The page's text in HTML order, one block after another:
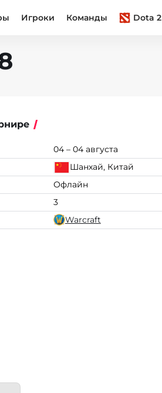
Игроки Команды Dota 2
04 – 04 августа
Шанхай, Китай
Офлайн
3
Warcraft